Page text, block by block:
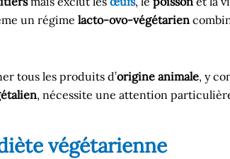
un régime lacto-ovo-végétarien
tous les produits d’origine animale, y
, nécessite une attention
végétarienne